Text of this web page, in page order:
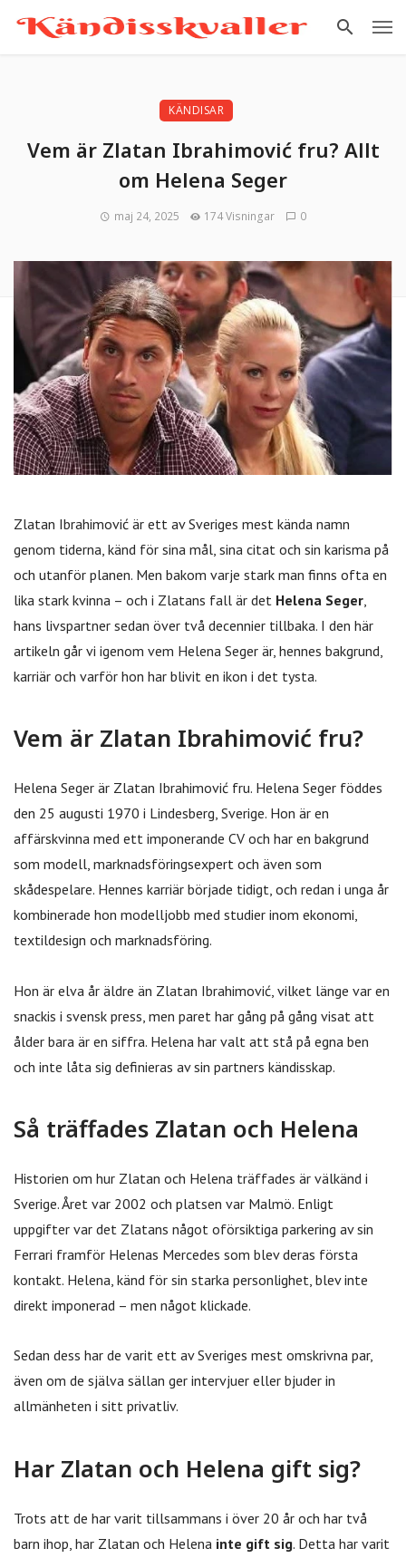
KÄNDISAR
Vem är Zlatan Ibrahimović fru? Allt
om Helena Seger
maj 24, 2025 174 Visningar 0
Zlatan Ibrahimović är ett av Sveriges mest kända namn
genom tiderna, känd för sina mål, sina citat och sin karisma på
och utanför planen. Men bakom varje stark man finns ofta en
lika stark kvinna – och i Zlatans fall är det Helena Seger,
hans livspartner sedan över två decennier tillbaka. I den här
artikeln går vi igenom vem Helena Seger är, hennes bakgrund,
karriär och varför hon har blivit en ikon i det tysta.
Vem är Zlatan Ibrahimović fru?
Helena Seger är Zlatan Ibrahimović fru. Helena Seger föddes
den 25 augusti 1970 i Lindesberg, Sverige. Hon är en
affärskvinna med ett imponerande CV och har en bakgrund
som modell, marknadsföringsexpert och även som
skådespelare. Hennes karriär började tidigt, och redan i unga år
kombinerade hon modelljobb med studier inom ekonomi,
textildesign och marknadsföring.
Hon är elva år äldre än Zlatan Ibrahimović, vilket länge var en
snackis i svensk press, men paret har gång på gång visat att
ålder bara är en siffra. Helena har valt att stå på egna ben
och inte låta sig definieras av sin partners kändisskap.
Så träffades Zlatan och Helena
Historien om hur Zlatan och Helena träffades är välkänd i
Sverige. Året var 2002 och platsen var Malmö. Enligt
uppgifter var det Zlatans något oförsiktiga parkering av sin
Ferrari framför Helenas Mercedes som blev deras första
kontakt. Helena, känd för sin starka personlighet, blev inte
direkt imponerad – men något klickade.
Sedan dess har de varit ett av Sveriges mest omskrivna par,
även om de själva sällan ger intervjuer eller bjuder in
allmänheten i sitt privatliv.
Har Zlatan och Helena gift sig?
Trots att de har varit tillsammans i över 20 år och har två
barn ihop, har Zlatan och Helena inte gift sig. Detta har varit